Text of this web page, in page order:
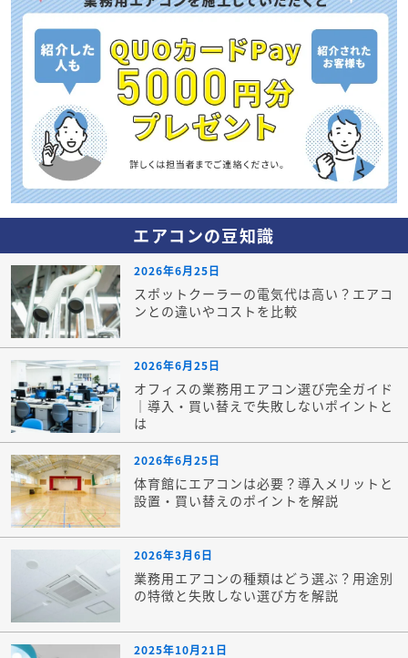
エアコンの豆知識
2026年6月25日
スポットクーラーの電気代は高い？エアコ
ンとの違いやコストを比較
2026年6月25日
オフィスの業務用エアコン選び完全ガイド
｜導入・買い替えで失敗しないポイントと
は
2026年6月25日
体育館にエアコンは必要？導入メリットと
設置・買い替えのポイントを解説
2026年3月6日
業務用エアコンの種類はどう選ぶ？用途別
の特徴と失敗しない選び方を解説
2025年10月21日